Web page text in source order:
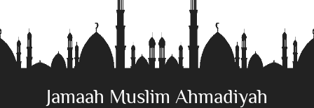
Jamaah Muslim Ahmadiyah